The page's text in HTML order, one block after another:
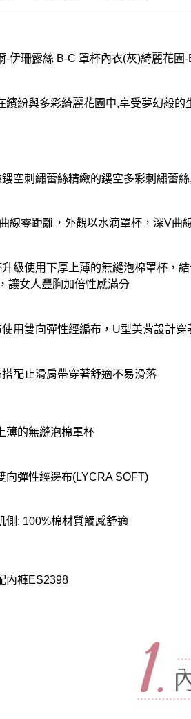
-伊珊露絲 B-C 罩杯內衣(灰)綺麗花園
繽紛與多彩綺麗花園中,享受夢幻般
空刺繡蕾絲精緻的鏤空多彩刺繡蕾
線零距離，外觀以水滴罩杯，深V曲
級使用下厚上薄的無縫泡棉罩杯，
讓女人豐胸加倍性感滿分
用雙向彈性經編布，U型美背設計穿
配止滑肩帶穿著舒適不易滑落
薄的無縫泡棉罩杯
向彈性經邊布(LYCRA SOFT)
側: 100%棉材質觸感舒適
內褲ES2398